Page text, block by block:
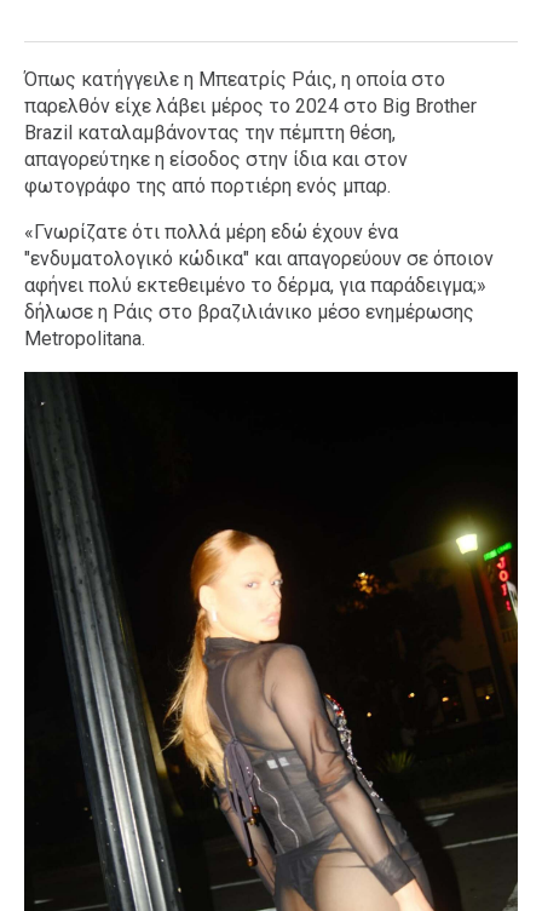
Όπως κατήγγειλε η Μπεατρίς Ράις, η οποία στο
παρελθόν είχε λάβει μέρος το 2024 στο Big Brother
Brazil καταλαμβάνοντας την πέμπτη θέση,
απαγορεύτηκε η είσοδος στην ίδια και στον
φωτογράφο της από πορτιέρη ενός μπαρ.
«Γνωρίζατε ότι πολλά μέρη εδώ έχουν ένα
"ενδυματολογικό κώδικα" και απαγορεύουν σε όποιον
αφήνει πολύ εκτεθειμένο το δέρμα, για παράδειγμα;»
δήλωσε η Ράις στο βραζιλιάνικο μέσο ενημέρωσης
Metropolitana.